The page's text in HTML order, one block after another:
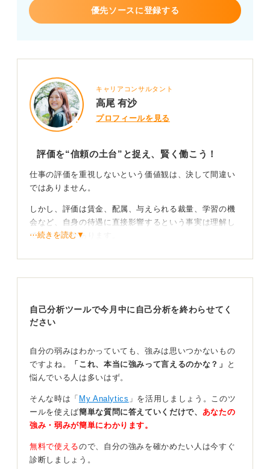
私が仕事の評価に興味を持てないのは、単なるやる気不
足なのでしょうか？ どうすれば仕事に対するモチベーシ
優先ソースに登録する
キャリアコンサルタント
高尾 有沙
プロフィールを見る
評価を“信頼の土台”と捉え、賢く働こう！
仕事の評価を重視しないという価値観は、決して間違い
ではありません。
しかし、評価は賃金、配属、与えられる裁量、学習の機
会など、自身の待遇に直接影響するという事実は理解し
ておく必要があります。
具体的には、期限の厳守、進捗の可視化、予防的な連絡
という3点を徹底するだけでも、周囲からの信頼は大きく
モチベーションが湧かないなら、原因の切り分けを
もし、現状より少しでも評価を上げたい場合は、月に一
度の改善提案やナレッジ共有など、負荷の低い行動を意
モチベーションが湧かない背景に、役割の不一致や不公
⋯続きを読む▼
自己分析ツールで今月中に自己分析を終わらせてく
ださい
自分の弱みはわかっていても、強みは思いつかないもの
ですよね。
「これ、本当に強みって言えるのかな？」
と
悩んでいる人は多いはず。
そんな時は「 My Analytics 」を活用しましょう。このツ
ールを使えば簡単な質問に答えていくだけで、 あなたの
強み・弱みが簡単にわかります。
無料で使えるので、自分の強みを確かめたい人は今すぐ
診断しましょう。